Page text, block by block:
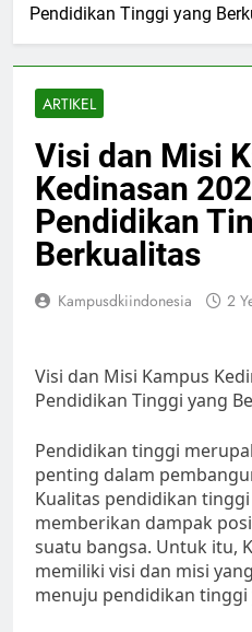
Pendidikan Tinggi yang
ARTIKEL
Visi dan Misi
Kedinasan
Pendidikan
Berkualitas
Kampusdkiindonesia 2
Visi dan Misi Kampus
Pendidikan Tinggi yang
Pendidikan tinggi
penting dalam
Kualitas pendidikan
memberikan dampak
suatu bangsa. Untuk itu,
memiliki visi dan misi
menuju pendidikan